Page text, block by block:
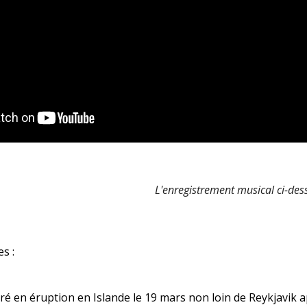
L'enregistrement musical ci-
:
en éruption en Islande le 19 mars non loin de Reykjavik